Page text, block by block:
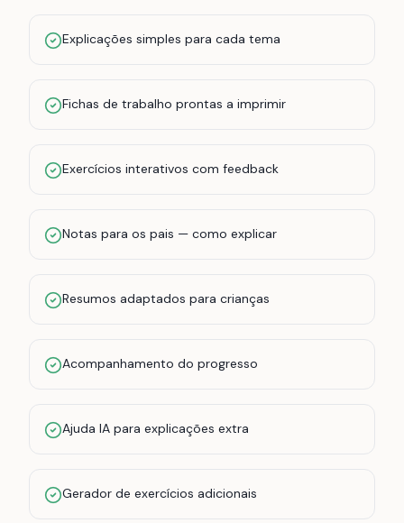
Explicações simples para cada tema
Fichas de trabalho prontas a imprimir
Exercícios interativos com feedback
Notas para os pais — como explicar
Resumos adaptados para crianças
Acompanhamento do progresso
Ajuda IA para explicações extra
Gerador de exercícios adicionais